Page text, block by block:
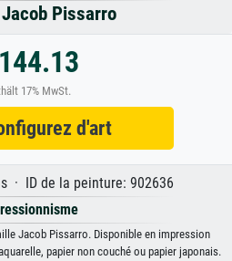
Pissarro
17% MwSt.
d'art
· ID de la peinture: 902636
Jacob Pissarro. Disponible en impression
papier non couché ou papier japonais.